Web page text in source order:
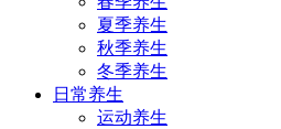
夏季养生
秋季养生
冬季养生
日常养生
运动养生